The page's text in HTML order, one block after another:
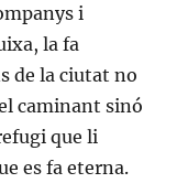
i
la fa
de la ciutat no
caminant sinó
que li
es fa eterna.